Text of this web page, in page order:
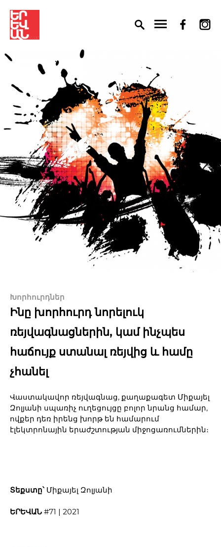
Խորհուրդներ
Ինը խորհուրդ նորելուկ
ռեյվագնացներին, կամ ինչպես
հաճույք ստանալ ռեյվից և համը
չհանել
Վաստակավոր ռեյվագնաց, քաղաքագետ Միքայել
Զոլյանի սպառիչ ուղեցույցը բոլոր նրանց համար,
ովքեր դեռ իրենց խորթ են համարում
էլեկտրոնային երաժշտության միջոցառումներին։
Տեքստը՝ Միքայել Զոլյանի
ԵՐԵՎԱՆ #71 | 2021